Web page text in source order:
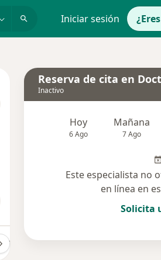
Iniciar sesión
(3)
Reserva de cita en
Inactivo
Hoy
6 Ago
Mañana
7 Ago
Este especialista no
en línea en
Solicita